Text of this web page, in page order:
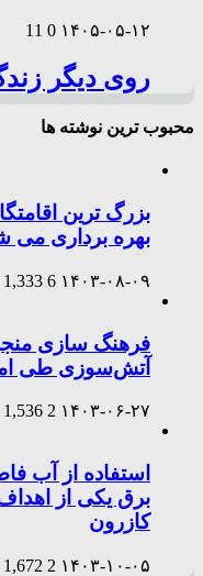
۱۴۰۵-۰۵-۱۲ 0
11
روی دیگر
محبوب ترین نوشته ها
بزرگ ترین
بهره برداری می
۱۴۰۳-۰۸-۰۹ 6
1,333
آتش‌سوزی طی
۱۴۰۳-۰۶-۲۷ 2
1,536
استفاده از آب
برق یکی از
کازرون
۱۴۰۳-۱۰-۰۵ 2
1,672